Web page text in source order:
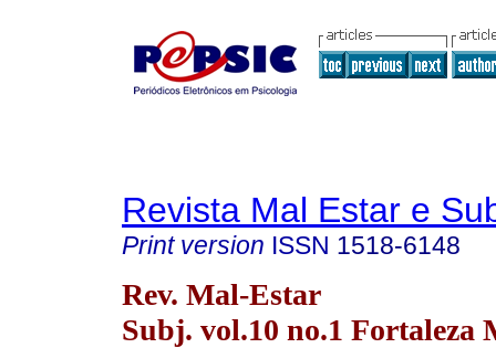
Revista Mal Estar e
Print version ISSN 1518-6148
Rev. Mal-Estar
Subj. vol.10 no.1 Fortaleza